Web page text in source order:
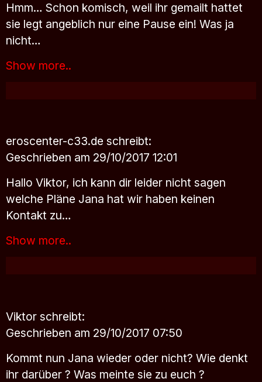
Hmm… Schon komisch, weil ihr gemailt hattet
sie legt angeblich nur eine Pause ein! Was ja
nicht…
Show more..
eroscenter-c33.de schreibt:
Geschrieben am 29/10/2017 12:01
Hallo Viktor, ich kann dir leider nicht sagen
welche Pläne Jana hat wir haben keinen
Kontakt zu…
Show more..
Viktor schreibt:
Geschrieben am 29/10/2017 07:50
Kommt nun Jana wieder oder nicht? Wie denkt
ihr darüber ? Was meinte sie zu euch ?